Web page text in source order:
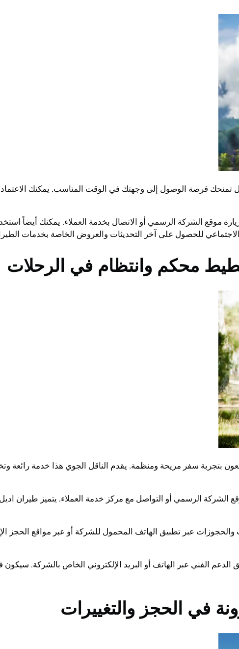
تمنحك فرصة الوصول إلى وجهتك في الوقت المناسب. يمكنك الاعتماد
موقع الشركة الرسمي أو الاتصال بخدمة العملاء. يمكنك أيضاً
للحصول على آخر التحديثات والعروض الخاصة بخدمات
محكم وانتظام في الرحلات
بتجربة سفر مريحة ومنظمة. يقدم الناقل الجوي هذا خدمة رائعة
الشركة الرسمي أو التواصل مع مركز خدمة العملاء. يتميز طيران
عبر تطبيق الهاتف المحمول للشركة أو عبر مواقع الحجز
الفني عبر الهاتف أو البريد الإلكتروني الخاص بالشركة.
في الحجز والتغييرات